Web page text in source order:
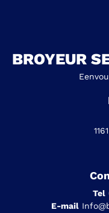
BROYEUR
Tel
E-mail